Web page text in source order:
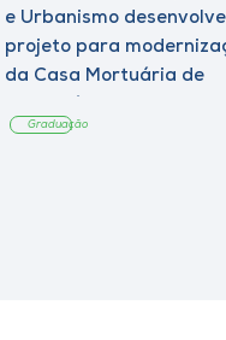
e Urbanismo
projeto para
da Casa Mortuária de
Graduação